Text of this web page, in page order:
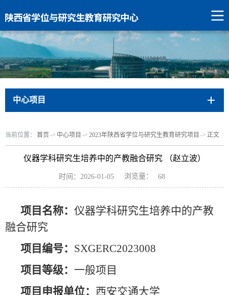
中心项目
当前位置： 首页 -> 中心项目 -> 2023年陕西省学位与研究生教育研究项目 -> 正文
仪器学科研究生培养中的产教融合研究 （赵立波）
时间：2026-01-05 浏览量： 68
项目名称： 仪器学科研究生培养中的产教
融合研究
项目编号： SXGERC2023008
项目等级： 一般项目
项目申报单位： 西安交通大学